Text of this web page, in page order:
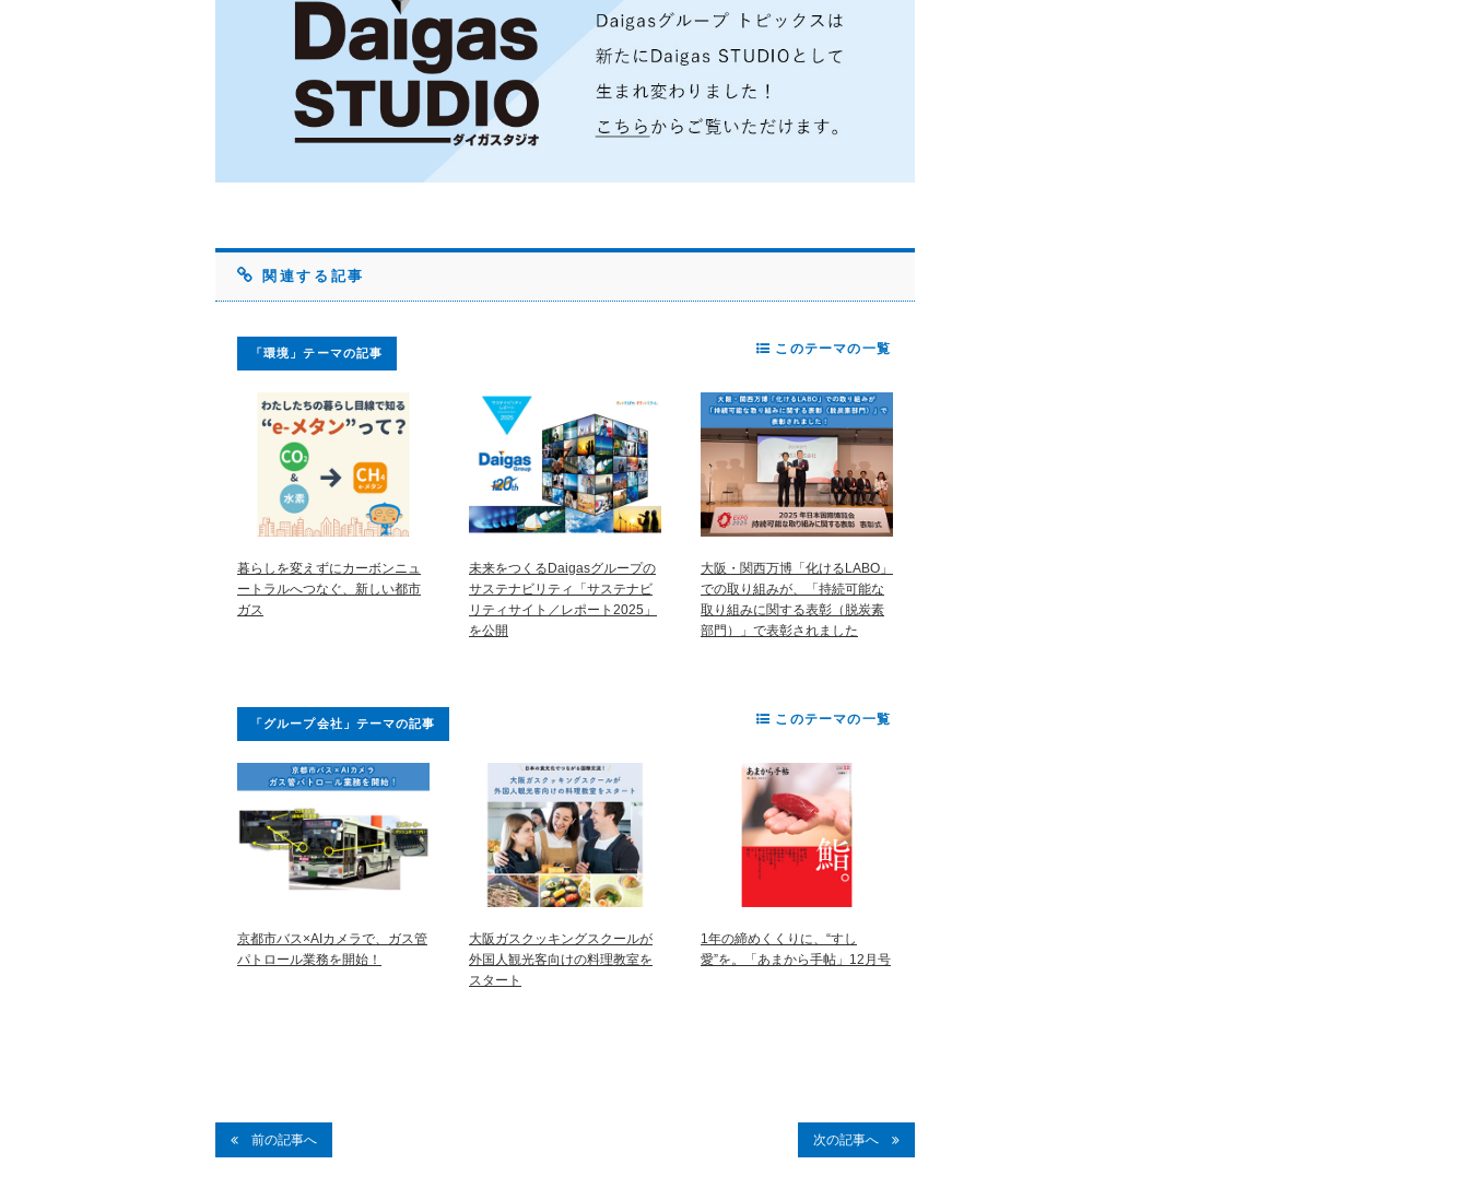
関連する記事
「環境」テーマの記事
暮らしを変えずにカーボンニュ
ートラルへつなぐ、新しい都市
ガス
未来をつくるDaigasグループの
サステナビリティ「サステナビ
リティサイト／レポート2025」
を公開
大阪・関西万博「化けるLABO」
での取り組みが、「持続可能な
取り組みに関する表彰（脱炭素
部門）」で表彰されました
このテーマの一覧
「グループ会社」テーマの記事
京都市バス×AIカメラで、ガス管
パトロール業務を開始！
大阪ガスクッキングスクールが
外国人観光客向けの料理教室を
スタート
1年の締めくくりに、“すし
愛”を。「あまから手帖」12月号
このテーマの一覧
前の記事へ 次の記事へ